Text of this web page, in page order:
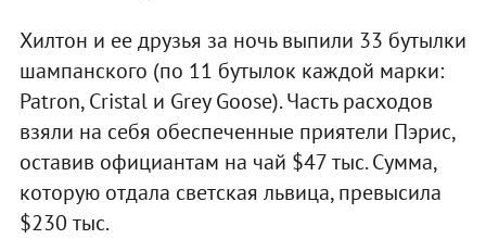
Хилтон и ее друзья за ночь выпили 33 бутылки
шампанского (по 11 бутылок каждой марки:
Patron, Cristal и Grey Goose). Часть расходов
взяли на себя обеспеченные приятели Пэрис,
оставив официантам на чай $47 тыс. Сумма,
которую отдала светская львица, превысила
$230 тыс.